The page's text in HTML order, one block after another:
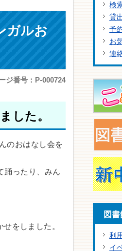
ガルお
ジ番号：P-000724
した。
のおはなし会を
踊ったり、みん
をしました。
検
貸
予
お
連
図
利
イ